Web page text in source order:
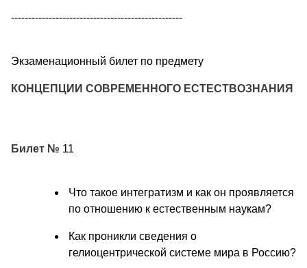
--------------------------------------------------
Экзаменационный билет по предмету
КОНЦЕПЦИИ СОВРЕМЕННОГО ЕСТЕСТВОЗНАНИЯ
Билет № 11
Что такое интегратизм и как он проявляется
по отношению к естественным наукам?
Как проникли сведения о
гелиоцентрической системе мира в Россию?